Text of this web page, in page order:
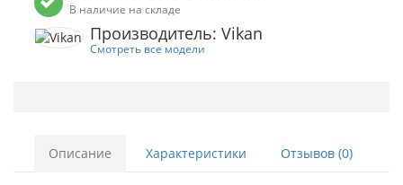
В наличие на складе
Производитель: Vikan
Смотреть все модели
Описание Характеристики Отзывов (0)